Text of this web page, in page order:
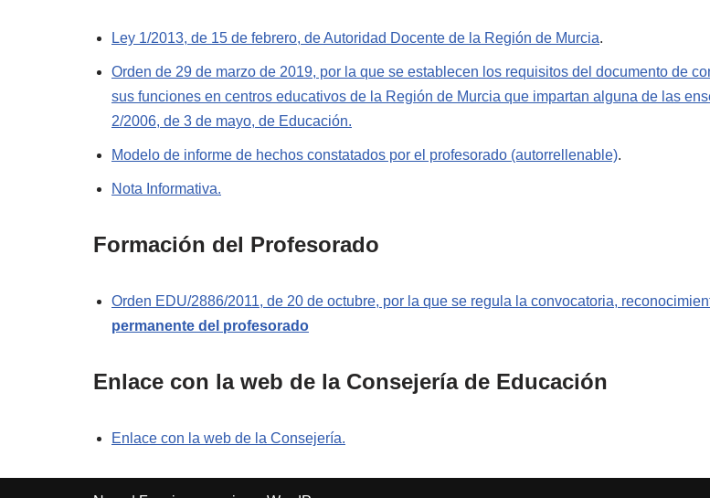
Ley 1/2013, de 15 de febrero, de Autoridad Docente de la Región de Murcia.
Orden de 29 de marzo de 2019, por la que se establecen los requisitos del documento de
sus funciones en centros educativos de la Región de Murcia que impartan alguna de las
2/2006, de 3 de mayo, de Educación.
Modelo de informe de hechos constatados por el profesorado (autorrellenable).
Nota Informativa.
Formación del Profesorado
Orden EDU/2886/2011, de 20 de octubre, por la que se regula la convocatoria,
permanente del profesorado
Enlace con la web de la Consejería de Educación
Enlace con la web de la Consejería.